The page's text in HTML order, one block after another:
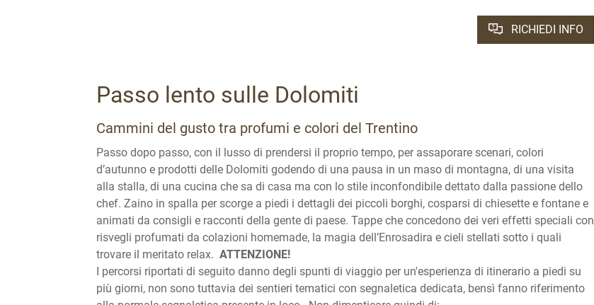
RICHIEDI INFO
Passo lento sulle Dolomiti
Cammini del gusto tra profumi e colori del Trentino
Passo dopo passo, con il lusso di prendersi il proprio tempo, per assaporare scenari, colori
d’autunno e prodotti delle Dolomiti godendo di una pausa in un maso di montagna, di una visita
alla stalla, di una cucina che sa di casa ma con lo stile inconfondibile dettato dalla passione dello
chef. Zaino in spalla per scorge a piedi i dettagli dei piccoli borghi, cosparsi di chiesette e fontane e
animati da consigli e racconti della gente di paese. Tappe che concedono dei veri effetti speciali con
risvegli profumati da colazioni homemade, la magia dell’Enrosadira e cieli stellati sotto i quali
trovare il meritato relax. ATTENZIONE!
I percorsi riportati di seguito danno degli spunti di viaggio per un'esperienza di itinerario a piedi su
più giorni, non sono tuttavia dei sentieri tematici con segnaletica dedicata, bensì fanno riferimento